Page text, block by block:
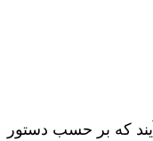
که بر حسب دستور